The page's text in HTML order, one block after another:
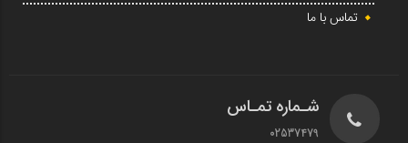
تماس با ما
شـماره تمـاس
02537479